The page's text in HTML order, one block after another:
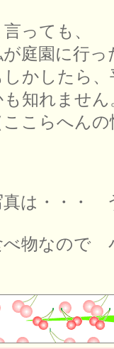
言っても、
が庭園に行
しかしたら
も知れません
ここらへん
真は・・・
べ物なので